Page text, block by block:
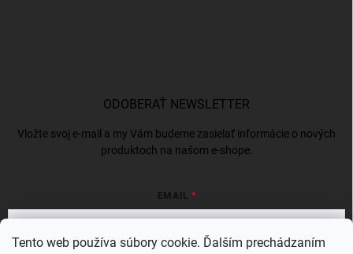
Tento web používa súbory cookie. Ďalším prechádzaním
ODOBERAŤ NEWSLETTER
Vložte svoj e-mail a my Vám budeme zasielať informácie o nových
produktoch na našom e-shope.
EMAIL